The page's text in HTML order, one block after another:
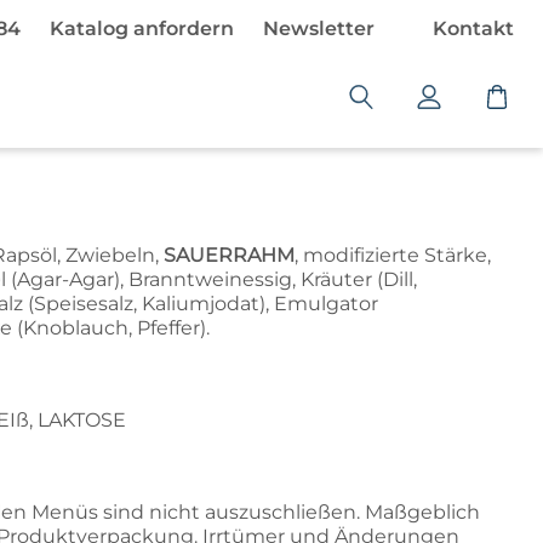
Katalog anfordern Newsletter Kontakt
Zwiebeln, SAUERRAHM, modifizierte Stärke,
Agar), Branntweinessig, Kräuter (Dill,
(Speisesalz, Kaliumjodat), Emulgator
(Knoblauch, Pfeffer).
LAKTOSE
Menüs sind nicht auszuschließen. Maßgeblich
Irrtümer und Änderungen